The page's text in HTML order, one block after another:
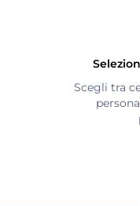
Scegli tra